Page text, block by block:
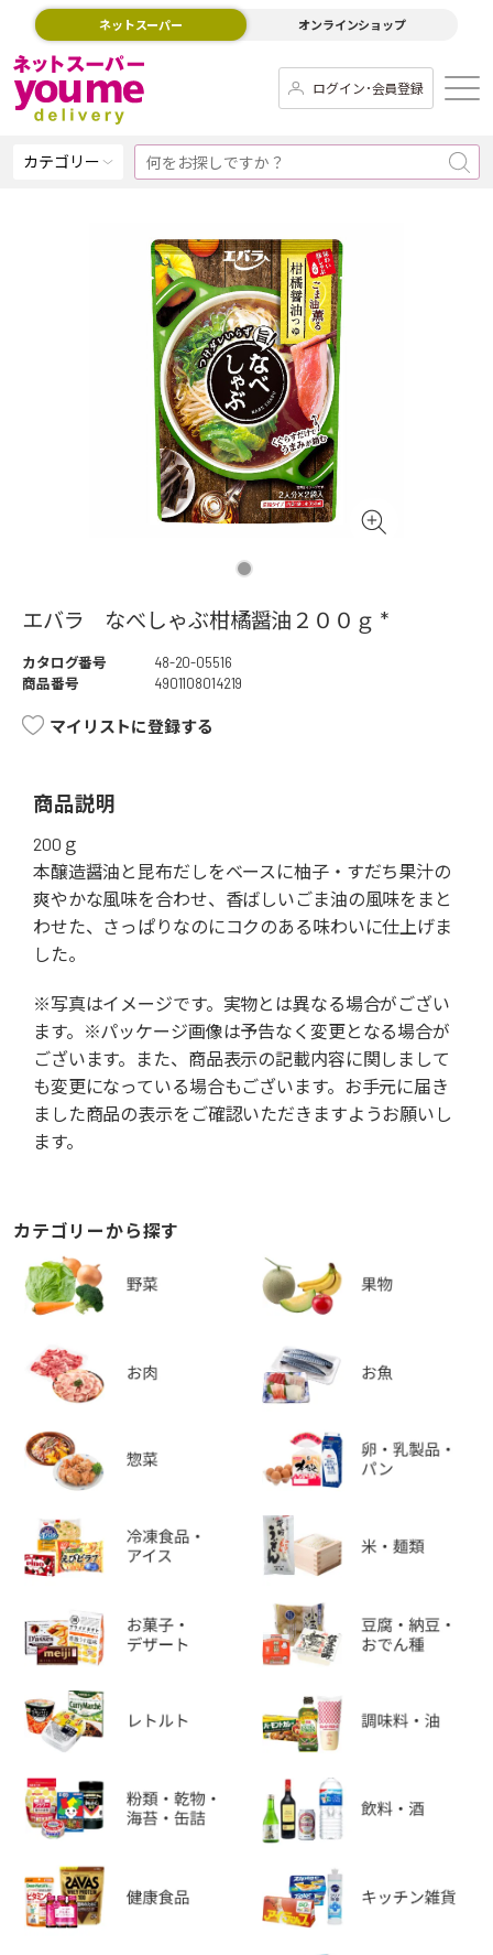
ネットスーパー オンラインショップ
ログイン･会員登録
カテゴリー
エバラ なべしゃぶ柑橘醤油２００ｇ *
カタログ番号
48-20-05516
商品番号
4901108014219
マイリストに登録する
商品説明
200ｇ
本醸造醤油と昆布だしをベースに柚子・すだち果汁の
爽やかな風味を合わせ、香ばしいごま油の風味をまと
わせた、さっぱりなのにコクのある味わいに仕上げま
した。
※写真はイメージです。実物とは異なる場合がござい
ます。※パッケージ画像は予告なく変更となる場合が
ございます。また、商品表示の記載内容に関しまして
も変更になっている場合もございます。お手元に届き
ました商品の表示をご確認いただきますようお願いし
ます。
カテゴリーから探す